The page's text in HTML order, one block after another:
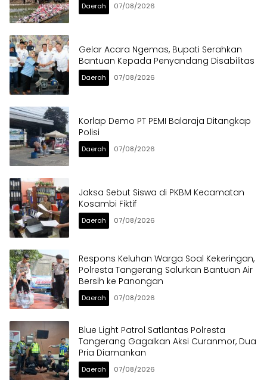
Daerah 07/08/2026
Gelar Acara Ngemas, Bupati Serahkan
Bantuan Kepada Penyandang Disabilitas
Daerah 07/08/2026
Korlap Demo PT PEMI Balaraja Ditangkap
Polisi
Daerah 07/08/2026
Jaksa Sebut Siswa di PKBM Kecamatan
Kosambi Fiktif
Daerah 07/08/2026
Respons Keluhan Warga Soal Kekeringan,
Polresta Tangerang Salurkan Bantuan Air
Bersih ke Panongan
Daerah 07/08/2026
Blue Light Patrol Satlantas Polresta
Tangerang Gagalkan Aksi Curanmor, Dua
Pria Diamankan
Daerah 07/08/2026